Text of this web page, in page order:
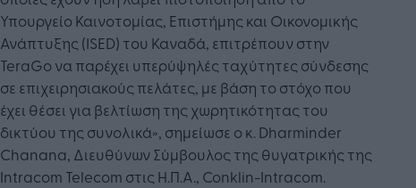
Υπουργείο Καινοτομίας, Επιστήμης και Οικονομικής
Ανάπτυξης (ISED) του Καναδά, επιτρέπουν στην
TeraGo να παρέχει υπερύψηλές ταχύτητες σύνδεσης
σε επιχειρησιακούς πελάτες, με βάση το στόχο που
έχει θέσει για βελτίωση της χωρητικότητας του
δικτύου της συνολικά», σημείωσε ο κ. Dharminder
Chanana, Διευθύνων Σύμβουλος της θυγατρικής της
Intracom Telecom στις Η.Π.Α., Conklin-Intracom.